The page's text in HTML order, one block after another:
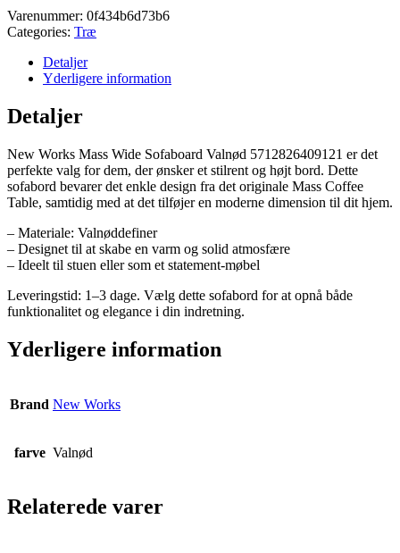
Varenummer: 0f434b6d73b6
Categories: Træ
Detaljer
Yderligere information
Detaljer
New Works Mass Wide Sofaboard Valnød 5712826409121 er det
perfekte valg for dem, der ønsker et stilrent og højt bord. Dette
sofabord bevarer det enkle design fra det originale Mass Coffee
Table, samtidig med at det tilføjer en moderne dimension til dit hjem.
– Materiale: Valnøddefiner
– Designet til at skabe en varm og solid atmosfære
– Ideelt til stuen eller som et statement-møbel
Leveringstid: 1–3 dage. Vælg dette sofabord for at opnå både
funktionalitet og elegance i din indretning.
Yderligere information
Brand New Works
farve Valnød
Relaterede varer